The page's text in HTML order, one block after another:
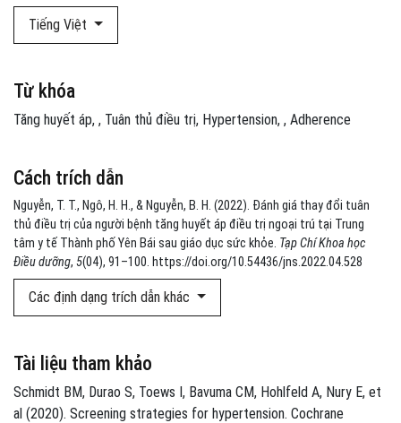
Tiếng Việt
Cách trích dẫn
Nguyễn, T. T., Ngô, H. H., & Nguyễn, B. H. (2022). Đánh giá thay đổi tuân
thủ điều trị của người bệnh tăng huyết áp điều trị ngoại trú tại Trung
tâm y tế Thành phố Yên Bái sau giáo dục sức khỏe. Tạp Chí Khoa học
Điều dưỡng, 5(04), 91–100. https://doi.org/10.54436/jns.2022.04.528
Các định dạng trích dẫn khác
Từ khóa
Tăng huyết áp , Tuân thủ điều trị Hypertension , Adherence
Tài liệu tham khảo
Schmidt BM, Durao S, Toews I, Bavuma CM, Hohlfeld A, Nury E, et
al (2020). Screening strategies for hypertension. Cochrane